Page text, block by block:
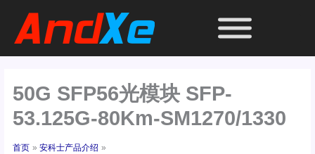
50G SFP56光模块 SFP-
53.125G-80Km-SM1270/1330
首页
安科士产品介绍